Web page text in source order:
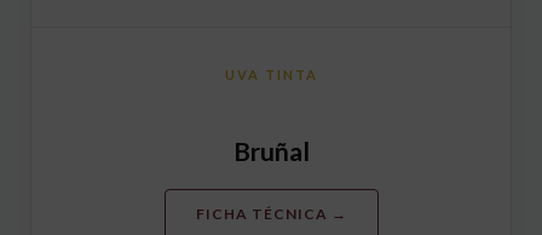
UVA TINTA
Bruñal
FICHA TÉCNICA →